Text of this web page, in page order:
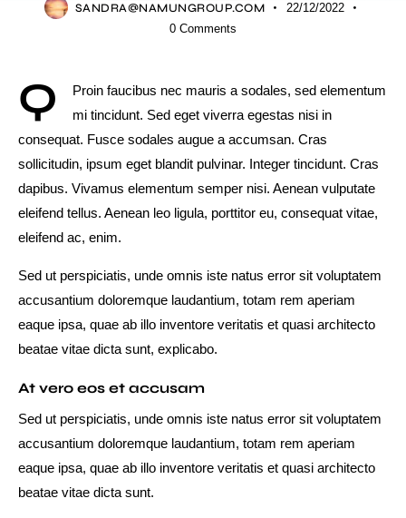
SANDRA@NAMUNGROUP.COM
22/12/2022
0 Comments
Q
Proin faucibus nec mauris a sodales, sed elementum
mi tincidunt. Sed eget viverra egestas nisi in
consequat. Fusce sodales augue a accumsan. Cras
sollicitudin, ipsum eget blandit pulvinar. Integer tincidunt. Cras
dapibus. Vivamus elementum semper nisi. Aenean vulputate
eleifend tellus. Aenean leo ligula, porttitor eu, consequat vitae,
eleifend ac, enim.
Sed ut perspiciatis, unde omnis iste natus error sit voluptatem
accusantium doloremque laudantium, totam rem aperiam
eaque ipsa, quae ab illo inventore veritatis et quasi architecto
beatae vitae dicta sunt, explicabo.
At vero eos et accusam
Sed ut perspiciatis, unde omnis iste natus error sit voluptatem
accusantium doloremque laudantium, totam rem aperiam
eaque ipsa, quae ab illo inventore veritatis et quasi architecto
beatae vitae dicta sunt.